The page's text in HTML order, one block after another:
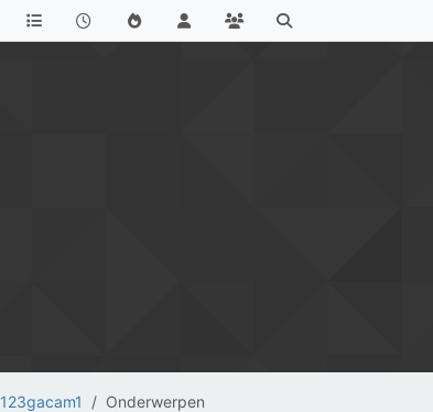
123gacam1 Onderwerpen